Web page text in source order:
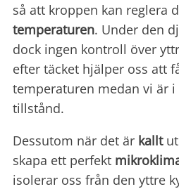
så att kroppen kan reglera
temperaturen. Under den
dock ingen kontroll över
efter täcket hjälper oss att
temperaturen medan vi är
tillstånd.
Dessutom när det är kallt
skapa ett perfekt
isolerar oss från den yttre